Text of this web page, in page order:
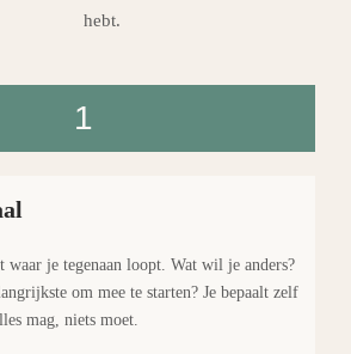
hebt.
1
waar je tegenaan loopt. Wat wil je anders?
om mee te starten? Je bepaalt zelf
mag, niets moet.